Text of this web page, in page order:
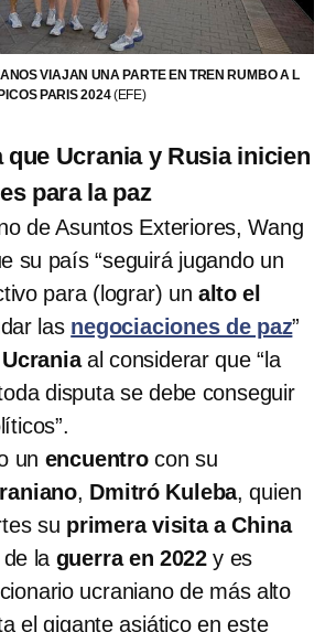
VIAJAN UNA PARTE EN TREN RUMBO A L
PARIS 2024(EFE)
que Ucrania y Rusia inicien
para la paz
de Asuntos Exteriores, Wang
su país “seguirá jugando un
para (lograr) un alto el
las negociaciones de paz”
al considerar que “la
disputa se debe conseguir
un encuentrocon su
, Dmitró Kuleba, quien
su primera visita a China
la guerra en 2022 y es
ucraniano de más alto
el gigante asiático en este